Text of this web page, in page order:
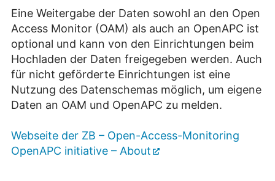
Eine Weitergabe der Daten sowohl an den Open
Access Monitor (OAM) als auch an OpenAPC ist
optional und kann von den Einrichtungen beim
Hochladen der Daten freigegeben werden. Auch
für nicht geförderte Einrichtungen ist eine
Nutzung des Datenschemas möglich, um eigene
Daten an OAM und OpenAPC zu melden.
Webseite der ZB – Open-Access-Monitoring
OpenAPC initiative – About